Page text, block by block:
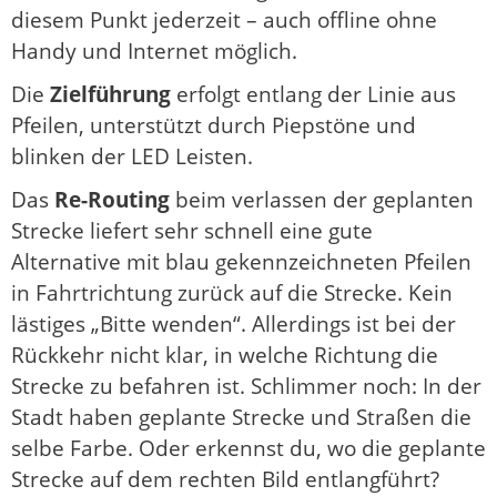
diesem Punkt jederzeit – auch offline ohne
Handy und Internet möglich.
Die Zielführung erfolgt entlang der Linie aus
Pfeilen, unterstützt durch Piepstöne und
blinken der LED Leisten.
Das Re-Routing beim verlassen der geplanten
Strecke liefert sehr schnell eine gute
Alternative mit blau gekennzeichneten Pfeilen
in Fahrtrichtung zurück auf die Strecke. Kein
lästiges „Bitte wenden“. Allerdings ist bei der
Rückkehr nicht klar, in welche Richtung die
Strecke zu befahren ist. Schlimmer noch: In der
Stadt haben geplante Strecke und Straßen die
selbe Farbe. Oder erkennst du, wo die geplante
Strecke auf dem rechten Bild entlangführt?